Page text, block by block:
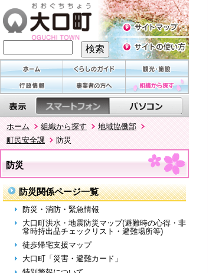
ホーム 組織から探す
地域協働部
町民安全課
防災
防災
防災関係ページ一覧
防災・消防・緊急情報
大口町洪水・地震防災マップ(避難時の心得・非
常時持出品チェックリスト・避難場所等)
徒歩帰宅支援マップ
大口町「災害・避難カード」